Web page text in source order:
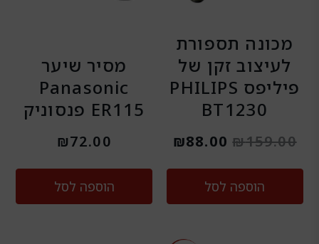
מכונה תספורת
לעיצוב זקן של
פיליפס PHILIPS
BT1230
₪159.00
₪88.00
הוספה לסל
מסיר שיער
Panasonic
ER115 פנסוניק
₪72.00
הוספה לסל